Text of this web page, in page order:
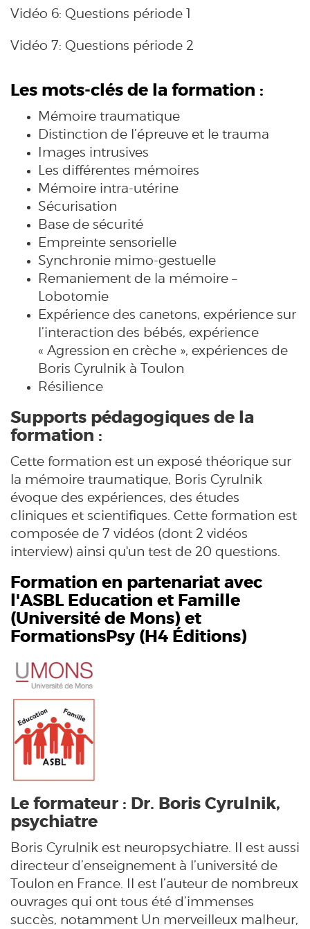
Vidéo 6: Questions période 1
Vidéo 7: Questions période 2
Les mots-clés de la formation :
Mémoire traumatique
Distinction de l’épreuve et le trauma
Images intrusives
Les différentes mémoires
Mémoire intra-utérine
Sécurisation
Base de sécurité
Empreinte sensorielle
Synchronie mimo-gestuelle
Remaniement de la mémoire –
Lobotomie
Expérience des canetons, expérience sur
l’interaction des bébés, expérience
« Agression en crèche », expériences de
Boris Cyrulnik à Toulon
Résilience
Supports pédagogiques de la
formation :
Cette formation est un exposé théorique sur
la mémoire traumatique, Boris Cyrulnik
évoque des expériences, des études
cliniques et scientifiques. Cette formation est
composée de 7 vidéos (dont 2 vidéos
interview) ainsi qu'un test de 20 questions.
Formation en partenariat avec
l'ASBL Education et Famille
(Université de Mons) et
FormationsPsy (H4 Éditions)
Le formateur : Dr. Boris Cyrulnik,
psychiatre
Boris Cyrulnik est neuropsychiatre. Il est aussi
directeur d’enseignement à l’université de
Toulon en France. Il est l’auteur de nombreux
ouvrages qui ont tous été d’immenses
succès, notamment Un merveilleux malheur,